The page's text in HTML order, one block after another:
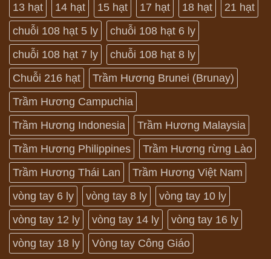
13 hạt 14 hạt 15 hạt 17 hạt 18 hạt
21 hạt
chuỗi 108 hạt 5 ly
chuỗi 108 hạt 6 ly
chuỗi 108 hạt 7 ly
chuỗi 108 hạt 8 ly
Chuỗi 216 hạt
Trầm Hương Brunei (Brunay)
Trầm Hương Campuchia
Trầm Hương Indonesia
Trầm Hương Malaysia
Trầm Hương Philippines
Trầm Hương rừng Lào
Trầm Hương Thái Lan
Trầm Hương Việt Nam
vòng tay 6 ly
vòng tay 8 ly
vòng tay 10 ly
vòng tay 12 ly
vòng tay 14 ly
vòng tay 16 ly
vòng tay 18 ly
Vòng tay Công Giáo